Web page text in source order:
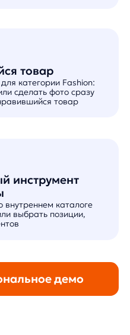
API на сайт
сможет
сделать
поиска